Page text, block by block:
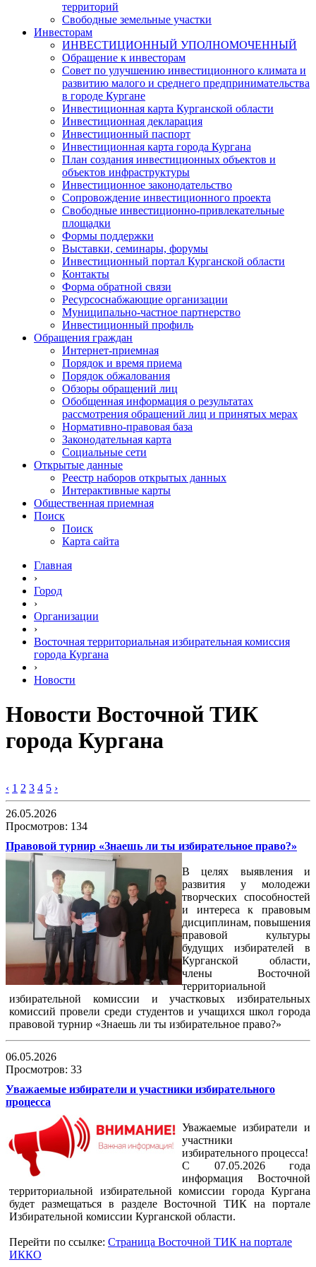
территорий
Свободные земельные участки
Инвесторам
ИНВЕСТИЦИОННЫЙ УПОЛНОМОЧЕННЫЙ
Обращение к инвесторам
Совет по улучшению инвестиционного климата и
развитию малого и среднего предпринимательства
в городе Кургане
Инвестиционная карта Курганской области
Инвестиционная декларация
Инвестиционный паспорт
Инвестиционная карта города Кургана
План создания инвестиционных объектов и
объектов инфраструктуры
Инвестиционное законодательство
Сопровождение инвестиционного проекта
Свободные инвестиционно-привлекательные
площадки
Формы поддержки
Выставки, семинары, форумы
Инвестиционный портал Курганской области
Контакты
Форма обратной связи
Ресурсоснабжающие организации
Муниципально-частное партнерство
Инвестиционный профиль
Обращения граждан
Интернет-приемная
Порядок и время приема
Порядок обжалования
Обзоры обращений лиц
Обобщенная информация о результатах
рассмотрения обращений лиц и принятых мерах
Нормативно-правовая база
Законодательная карта
Социальные сети
Открытые данные
Реестр наборов открытых данных
Интерактивные карты
Общественная приемная
Поиск
Поиск
Карта сайта
Главная
›
Город
›
Организации
›
Восточная территориальная избирательная комиссия
города Кургана
›
Новости
Новости Восточной ТИК
города Кургана
‹ 1 2 3 4 5 ›
26.05.2026
Просмотров: 134
Правовой турнир «Знаешь ли ты избирательное право?»
В целях выявления и
развития у молодежи
творческих способностей
и интереса к правовым
дисциплинам, повышения
правовой культуры
будущих избирателей в
Курганской области,
члены Восточной
территориальной
избирательной комиссии и участковых избирательных
комиссий провели среди студентов и учащихся школ города
правовой турнир «Знаешь ли ты избирательное право?»
06.05.2026
Просмотров: 33
Уважаемые избиратели и участники избирательного
процесса
Уважаемые избиратели и
участники
избирательного процесса!
С 07.05.2026 года
информация Восточной
территориальной избирательной комиссии города Кургана
будет размещаться в разделе Восточной ТИК на портале
Избирательной комиссии Курганской области.
Перейти по ссылке: Страница Восточной ТИК на портале
ИККО